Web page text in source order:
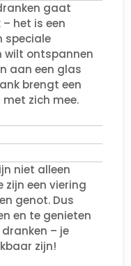
gaat
het is een
speciale
wilt ontspannen
aan een glas
brengt een
zich mee.
niet alleen
zijn een viering
genot. Dus
en te genieten
– je
zijn!